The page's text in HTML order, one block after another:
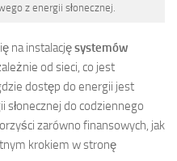
z energii słonecznej.
na instalacjęsystemów
od sieci, co jest
dostęp do energii jest
słonecznej do codziennego
zarówno finansowych, jak
krokiem w stronę